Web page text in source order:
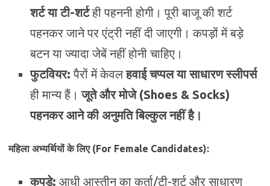
शर्ट या टी-शर्टही पहननी होगी। पूरी बाजू की शर्ट
पहनकर जाने पर एंट्री नहीं दी जाएगी। कपड़ों में बड़े
बटन या ज्यादा जेबें नहीं होनी चाहिए।
फुटवियर: पैरों में केवलहवाई चप्पल या साधारण स्लीपर्स
ही मान्य हैं।जूते और मोजे (Shoes & Socks)
पहनकर आने की अनुमति बिल्कुल नहीं है।
महिला अभ्यर्थियों के लिए (For Female Candidates):
कपड़े: आधी आस्तीन का कुर्ता/टी-शर्ट और साधारण